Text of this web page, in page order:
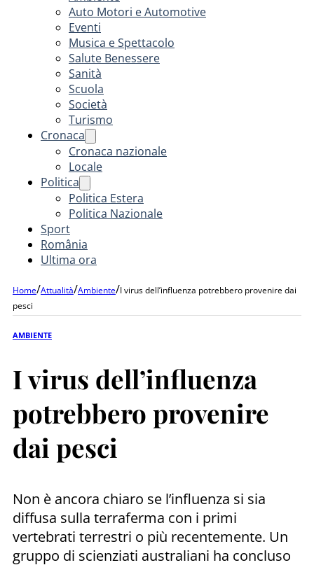
Auto Motori e Automotive
Eventi
Musica e Spettacolo
Salute Benessere
Sanità
Scuola
Società
Turismo
Cronaca
Cronaca nazionale
Locale
Politica
Politica Estera
Politica Nazionale
Sport
România
Ultima ora
Home/Attualità/Ambiente/I virus dell’influenza potrebbero provenire dai
pesci
AMBIENTE
I virus dell’influenza
potrebbero provenire
dai pesci
Non è ancora chiaro se l’influenza si sia
diffusa sulla terraferma con i primi
vertebrati terrestri o più recentemente. Un
gruppo di scienziati australiani ha concluso